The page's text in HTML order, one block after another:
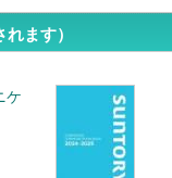
ます）
ケ